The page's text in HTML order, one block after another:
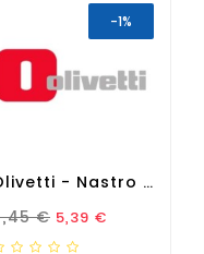
-1%
Olivetti - Nastro - Nero -...
Standard
€ Prezzo
5,39 €